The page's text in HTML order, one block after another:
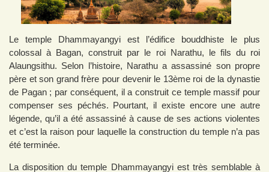
Le temple Dhammayangyi est l’édifice bouddhiste le plus
colossal à Bagan, construit par le roi Narathu, le fils du roi
Alaungsithu. Selon l’histoire, Narathu a assassiné son propre
père et son grand frère pour devenir le 13ème roi de la dynastie
de Pagan ; par conséquent, il a construit ce temple massif pour
compenser ses péchés. Pourtant, il existe encore une autre
légende, qu’il a été assassiné à cause de ses actions violentes
et c’est la raison pour laquelle la construction du temple n’a pas
été terminée.
La disposition du temple Dhammayangyi est très semblable à